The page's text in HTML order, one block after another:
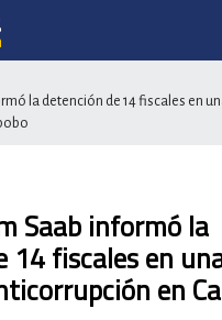
la detención de 14 fiscales en
Saab informó la
14 fiscales en
en